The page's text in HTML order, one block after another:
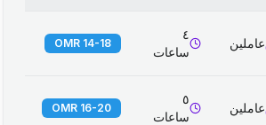
عاملين
٤
ساعات
14-18 OMR
عاملين
٥
ساعات
16-20 OMR